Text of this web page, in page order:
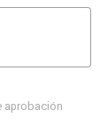
aprobación